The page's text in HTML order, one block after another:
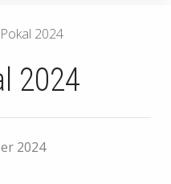
2024
2024
2024